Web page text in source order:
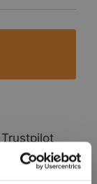
offerte